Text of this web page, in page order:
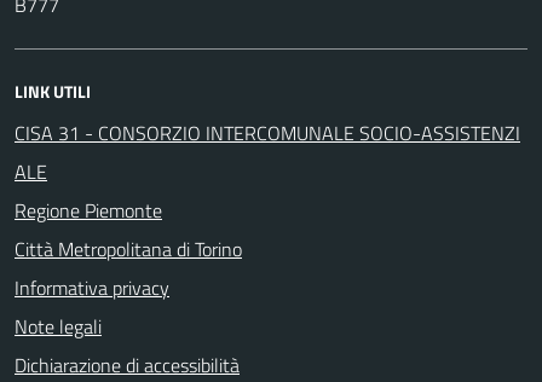
LINK UTILI
CISA 31 - CONSORZIO INTERCOMUNALE SOCIO-ASSISTENZI
ALE
Regione Piemonte
Città Metropolitana di Torino
Informativa privacy
Note legali
Dichiarazione di accessibilità